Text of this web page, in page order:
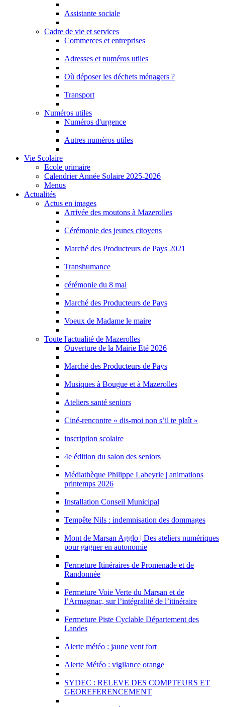
Assistante sociale
Cadre de vie et services
Commerces et entreprises
Adresses et numéros utiles
Où déposer les déchets ménagers ?
Transport
Numéros utiles
Numéros d'urgence
Autres numéros utiles
Vie Scolaire
Ecole primaire
Calendrier Année Solaire 2025-2026
Menus
Actualités
Actus en images
Arrivée des moutons à Mazerolles
Cérémonie des jeunes citoyens
Marché des Producteurs de Pays 2021
Transhumance
cérémonie du 8 mai
Marché des Producteurs de Pays
Voeux de Madame le maire
Toute l'actualité de Mazerolles
Ouverture de la Mairie Eté 2026
Marché des Producteurs de Pays
Musiques à Bougue et à Mazerolles
Ateliers santé seniors
Ciné-rencontre « dis-moi non s’il te plaît »
inscription scolaire
4e édition du salon des seniors
Médiathèque Philippe Labeyrie | animations
printemps 2026
Installation Conseil Municipal
Tempête Nils : indemnisation des dommages
Mont de Marsan Agglo | Des ateliers numériques
pour gagner en autonomie
Fermeture Itinéraires de Promenade et de
Randonnée
Fermeture Voie Verte du Marsan et de
l’Armagnac, sur l’intégralité de l’itinéraire
Fermeture Piste Cyclable Département des
Landes
Alerte météo : jaune vent fort
Alerte Météo : vigilance orange
SYDEC : RELEVE DES COMPTEURS ET
GEOREFERENCEMENT